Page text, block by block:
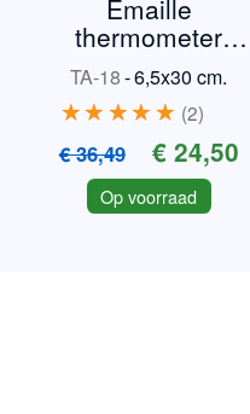
Emaille
thermometer
Triumph TR3
TA-18-6,5x30 cm.
2
€ 36,49 € 24,50
Op voorraad